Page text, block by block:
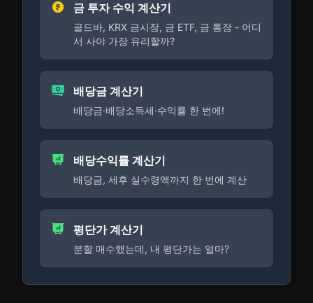
금 투자 수익 계산기
골드바, KRX 금시장, 금 ETF, 금 통장 - 어디
서 사야 가장 유리할까?
배당금 계산기
배당금·배당소득세·수익률 한 번에!
배당수익률 계산기
배당금, 세후 실수령액까지 한 번에 계산
평단가 계산기
분할 매수했는데, 내 평단가는 얼마?